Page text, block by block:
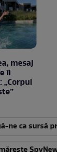
mesaj
îi
ne ca sursă